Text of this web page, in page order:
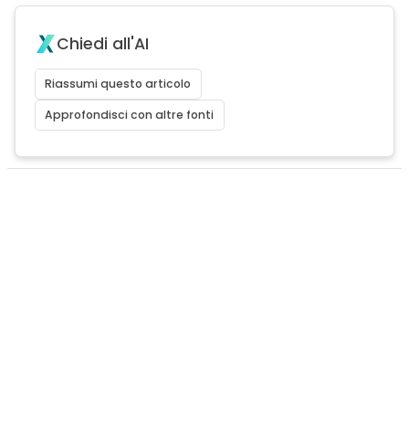
Chiedi all'AI
Riassumi questo articolo
Approfondisci con altre fonti